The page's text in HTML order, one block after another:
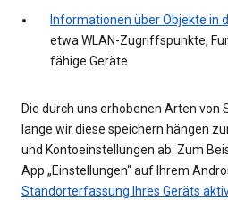
Informationen über Objekte in
etwa WLAN-Zugriffspunkte,
fähige Geräte
Die durch uns erhobenen Arten von
lange wir diese speichern hängen
und Kontoeinstellungen ab. Zum
App „Einstellungen“ auf Ihrem
Standorterfassung Ihres Geräts